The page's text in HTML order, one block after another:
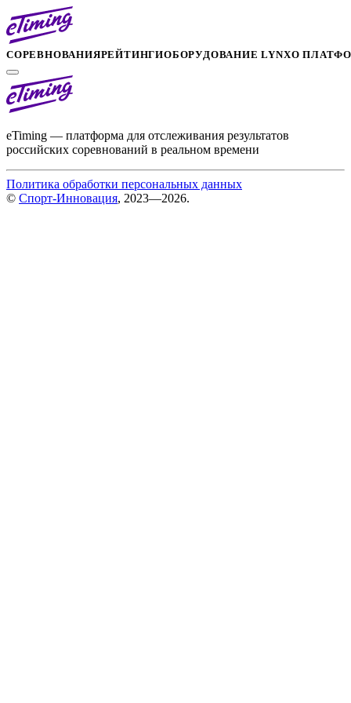
СОРЕВНОВАНИЯРЕЙТИНГИОБОРУДОВАНИЕ LYNXО
eTiming — платформа для отслеживания результатов
российских соревнований в реальном времени
Политика обработки персональных данных
© Спорт-Инновация, 2023—2026.